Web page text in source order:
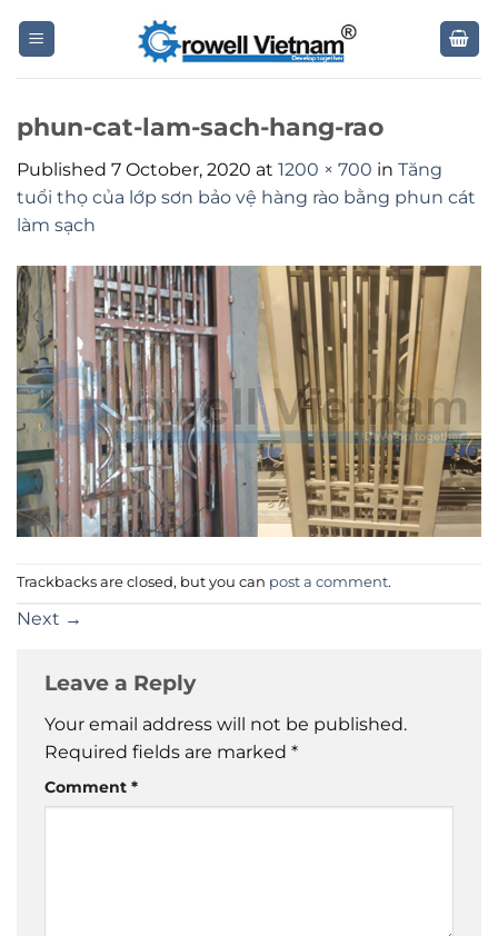
phun-cat-lam-sach-hang-rao
Published 7 October, 2020 at 1200 × 700 in Tăng
tuổi thọ của lớp sơn bảo vệ hàng rào bằng phun cát
làm sạch
Trackbacks are closed, but you can post a comment.
Next →
Leave a Reply
Your email address will not be published.
Required fields are marked *
Comment *